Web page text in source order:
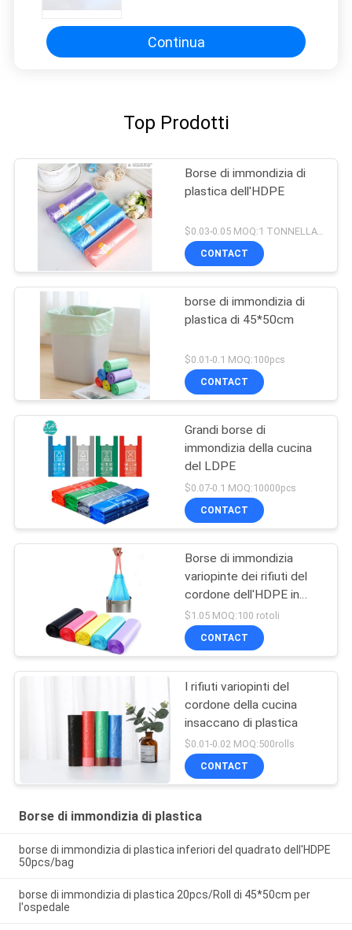
Continua
Top Prodotti
Borse di immondizia di
plastica dell'HDPE
$0.03-0.05 MOQ:1 TONNELLATA
CONTACT
borse di immondizia di
plastica di 45*50cm
$0.01-0.1 MOQ:100pcs
CONTACT
Grandi borse di
immondizia della cucina
del LDPE
$0.07-0.1 MOQ:10000pcs
CONTACT
Borse di immondizia
variopinte dei rifiuti del
cordone dell'HDPE in
Rolls
$1.05 MOQ:100 rotoli
CONTACT
I rifiuti variopinti del
cordone della cucina
insaccano di plastica
$0.01-0.02 MOQ:500rolls
CONTACT
Borse di immondizia di plastica
borse di immondizia di plastica inferiori del quadrato dell'HDPE
50pcs/bag
borse di immondizia di plastica 20pcs/Roll di 45*50cm per
l'ospedale